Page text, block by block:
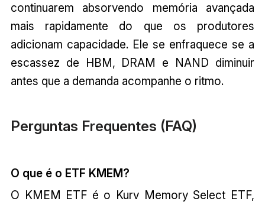
continuarem absorvendo memória avançada
mais rapidamente do que os produtores
adicionam capacidade. Ele se enfraquece se a
escassez de HBM, DRAM e NAND diminuir
antes que a demanda acompanhe o ritmo.
Perguntas Frequentes (FAQ)
O que é o ETF KMEM?
O KMEM ETF é o Kurv Memory Select ETF,